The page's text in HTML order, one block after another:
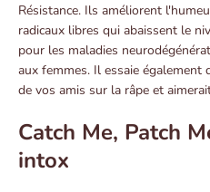
Résistance. Ils améliorent
radicaux libres qui abaissent le
pour les maladies
aux femmes. Il essaie également
de vos amis sur la râpe et
Catch Me, Patch
intox